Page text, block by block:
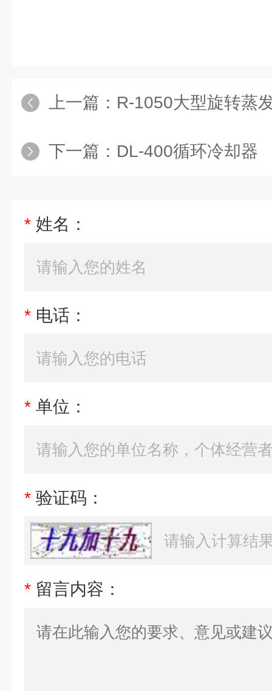
上一篇： R-1050大型旋转蒸
下一篇： DL-400循环冷却器
* 姓名：
* 电话：
* 单位：
* 验证码：
* 留言内容：